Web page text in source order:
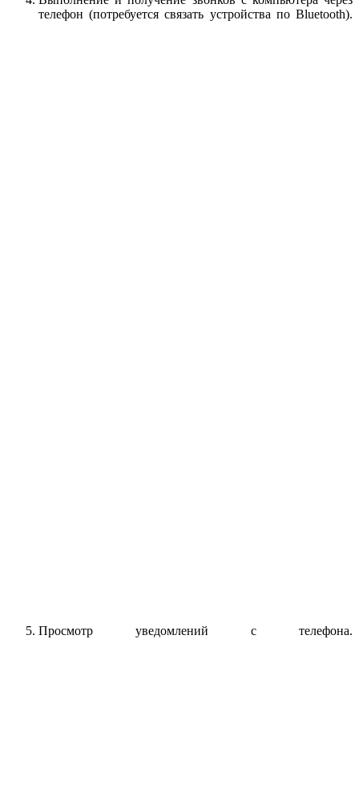
телефон (потребуется связать устройства по Bluetooth).
Просмотр уведомлений с телефона.